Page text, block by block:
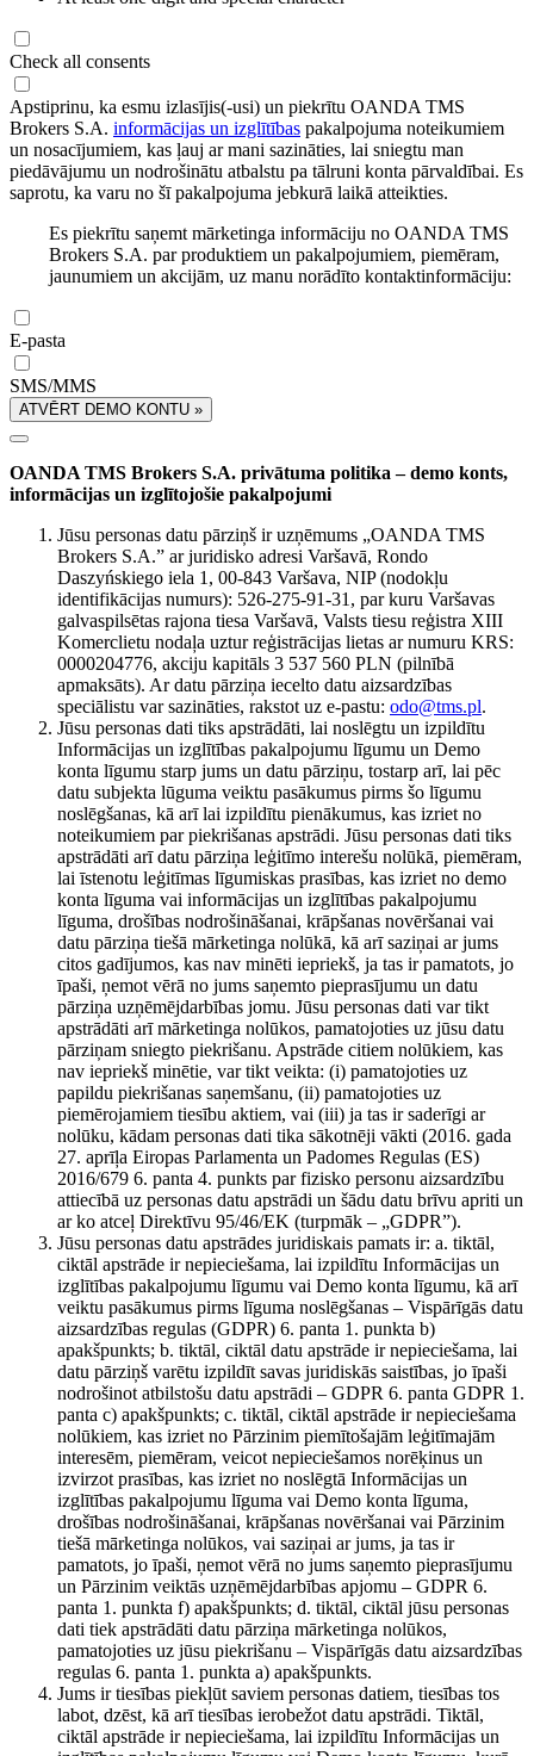
Check all consents
Apstiprinu, ka esmu izlasījis(-usi) un piekrītu OANDA TMS
Brokers S.A. informācijas un izglītības pakalpojuma noteikumiem
un nosacījumiem, kas ļauj ar mani sazināties, lai sniegtu man
piedāvājumu un nodrošinātu atbalstu pa tālruni konta pārvaldībai. Es
saprotu, ka varu no šī pakalpojuma jebkurā laikā atteikties.
Es piekrītu saņemt mārketinga informāciju no OANDA TMS
Brokers S.A. par produktiem un pakalpojumiem, piemēram,
jaunumiem un akcijām, uz manu norādīto kontaktinformāciju:
E-pasta
SMS/MMS
ATVĒRT DEMO KONTU »
OANDA TMS Brokers S.A. privātuma politika – demo konts,
informācijas un izglītojošie pakalpojumi
Jūsu personas datu pārziņš ir uzņēmums „OANDA TMS
Brokers S.A.” ar juridisko adresi Varšavā, Rondo
Daszyńskiego iela 1, 00-843 Varšava, NIP (nodokļu
identifikācijas numurs): 526-275-91-31, par kuru Varšavas
galvaspilsētas rajona tiesa Varšavā, Valsts tiesu reģistra XIII
Komerclietu nodaļa uztur reģistrācijas lietas ar numuru KRS:
0000204776, akciju kapitāls 3 537 560 PLN (pilnībā
apmaksāts). Ar datu pārziņa iecelto datu aizsardzības
speciālistu var sazināties, rakstot uz e-pastu: odo@tms.pl.
Jūsu personas dati tiks apstrādāti, lai noslēgtu un izpildītu
Informācijas un izglītības pakalpojumu līgumu un Demo
konta līgumu starp jums un datu pārziņu, tostarp arī, lai pēc
datu subjekta lūguma veiktu pasākumus pirms šo līgumu
noslēgšanas, kā arī lai izpildītu pienākumus, kas izriet no
noteikumiem par piekrišanas apstrādi. Jūsu personas dati tiks
apstrādāti arī datu pārziņa leģitīmo interešu nolūkā, piemēram,
lai īstenotu leģitīmas līgumiskas prasības, kas izriet no demo
konta līguma vai informācijas un izglītības pakalpojumu
līguma, drošības nodrošināšanai, krāpšanas novēršanai vai
datu pārziņa tiešā mārketinga nolūkā, kā arī saziņai ar jums
citos gadījumos, kas nav minēti iepriekš, ja tas ir pamatots, jo
īpaši, ņemot vērā no jums saņemto pieprasījumu un datu
pārziņa uzņēmējdarbības jomu. Jūsu personas dati var tikt
apstrādāti arī mārketinga nolūkos, pamatojoties uz jūsu datu
pārziņam sniegto piekrišanu. Apstrāde citiem nolūkiem, kas
nav iepriekš minētie, var tikt veikta: (i) pamatojoties uz
papildu piekrišanas saņemšanu, (ii) pamatojoties uz
piemērojamiem tiesību aktiem, vai (iii) ja tas ir saderīgi ar
nolūku, kādam personas dati tika sākotnēji vākti (2016. gada
27. aprīļa Eiropas Parlamenta un Padomes Regulas (ES)
2016/679 6. panta 4. punkts par fizisko personu aizsardzību
attiecībā uz personas datu apstrādi un šādu datu brīvu apriti un
ar ko atceļ Direktīvu 95/46/EK (turpmāk – „GDPR”).
Jūsu personas datu apstrādes juridiskais pamats ir: a. tiktāl,
ciktāl apstrāde ir nepieciešama, lai izpildītu Informācijas un
izglītības pakalpojumu līgumu vai Demo konta līgumu, kā arī
veiktu pasākumus pirms līguma noslēgšanas – Vispārīgās datu
aizsardzības regulas (GDPR) 6. panta 1. punkta b)
apakšpunkts; b. tiktāl, ciktāl datu apstrāde ir nepieciešama, lai
datu pārziņš varētu izpildīt savas juridiskās saistības, jo īpaši
nodrošinot atbilstošu datu apstrādi – GDPR 6. panta GDPR 1.
panta c) apakšpunkts; c. tiktāl, ciktāl apstrāde ir nepieciešama
nolūkiem, kas izriet no Pārzinim piemītošajām leģitīmajām
interesēm, piemēram, veicot nepieciešamos norēķinus un
izvirzot prasības, kas izriet no noslēgtā Informācijas un
izglītības pakalpojumu līguma vai Demo konta līguma,
drošības nodrošināšanai, krāpšanas novēršanai vai Pārzinim
tiešā mārketinga nolūkos, vai saziņai ar jums, ja tas ir
pamatots, jo īpaši, ņemot vērā no jums saņemto pieprasījumu
un Pārzinim veiktās uzņēmējdarbības apjomu – GDPR 6.
panta 1. punkta f) apakšpunkts; d. tiktāl, ciktāl jūsu personas
dati tiek apstrādāti datu pārziņa mārketinga nolūkos,
pamatojoties uz jūsu piekrišanu – Vispārīgās datu aizsardzības
regulas 6. panta 1. punkta a) apakšpunkts.
Jums ir tiesības piekļūt saviem personas datiem, tiesības tos
labot, dzēst, kā arī tiesības ierobežot datu apstrādi. Tiktāl,
ciktāl apstrāde ir nepieciešama, lai izpildītu Informācijas un